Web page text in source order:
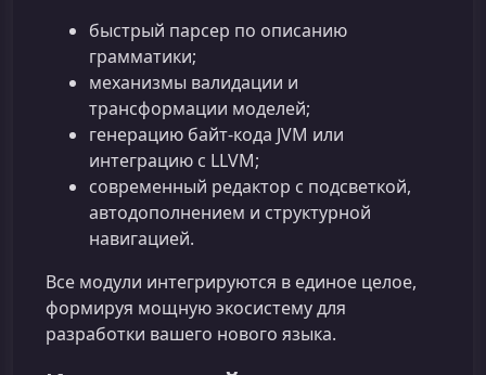
быстрый парсер по описанию
грамматики;
механизмы валидации и
трансформации моделей;
генерацию байт-кода JVM или
интеграцию с LLVM;
современный редактор с подсветкой,
автодополнением и структурной
навигацией.
Все модули интегрируются в единое целое,
формируя мощную экосистему для
разработки вашего нового языка.